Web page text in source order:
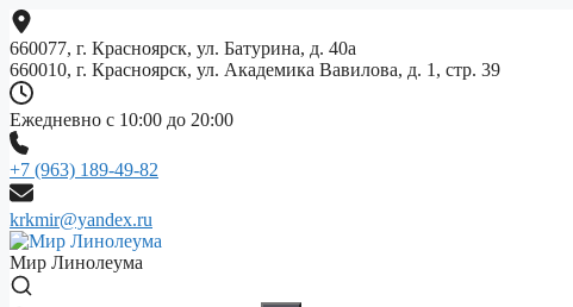
Перейти
к
содержимому
660077, г. Красноярск, ул. Батурина, д. 40а
660010, г. Красноярск, ул. Академика Вавилова, д. 1, стр. 39
Ежедневно с 10:00 до 20:00
+7 (963) 189-49-82
krkmir@yandex.ru
Мир Линолеума